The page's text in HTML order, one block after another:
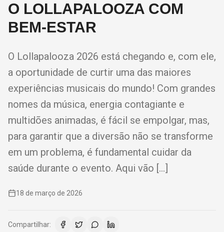
O LOLLAPALOOZA COM
BEM-ESTAR
O Lollapalooza 2026 está chegando e, com ele,
a oportunidade de curtir uma das maiores
experiências musicais do mundo! Com grandes
nomes da música, energia contagiante e
multidões animadas, é fácil se empolgar, mas,
para garantir que a diversão não se transforme
em um problema, é fundamental cuidar da
saúde durante o evento. Aqui vão […]
18 de março de 2026
Compartilhar: